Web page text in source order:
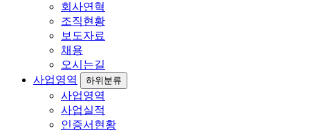
회사연혁
조직현황
보도자료
채용
오시는길
사업영역
하위분류
사업영역
사업실적
인증서현황